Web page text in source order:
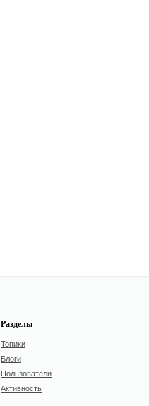
Разделы
Топики
Блоги
Пользователи
Активность